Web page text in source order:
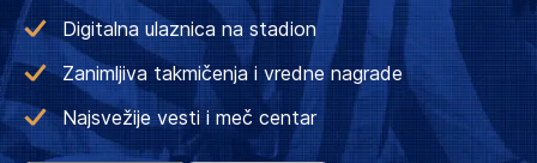
Digitalna ulaznica na stadion
Zanimljiva takmičenja i vredne nagrade
Najsvežije vesti i meč centar